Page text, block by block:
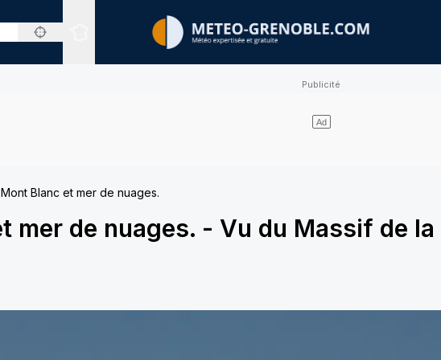
Sites expertisés
Mont Blanc et mer de nuages.
mer de nuages. - Vu du Massif de la